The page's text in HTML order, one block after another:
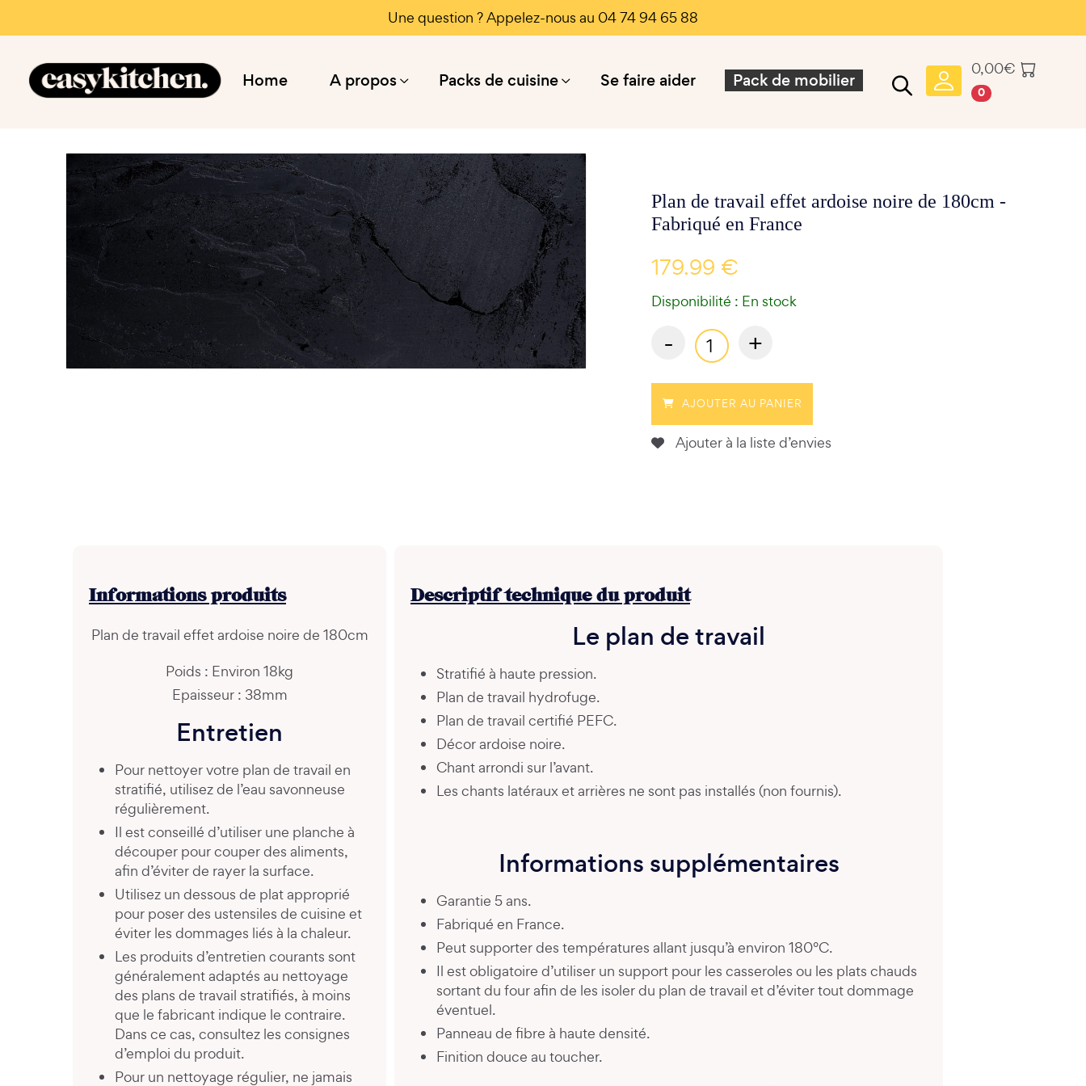
Une question ? Appelez-nous au 04 74 94 65 88
0,00€
0
Home A propos Packs de cuisine Se faire aider Pack de mobilier
Plan de travail effet ardoise noire de 180cm -
Fabriqué en France
179.99 €
Disponibilité : En stock
- +
AJOUTER AU PANIER
Ajouter à la liste d’envies
Informationsproduits
Plan de travail effet ardoise noire de 180cm
Poids : Environ 18kg
Epaisseur : 38mm
Entretien
Pour nettoyer votre plan de travail en
stratifié, utilisez de l’eau savonneuse
régulièrement.
Il est conseillé d’utiliser une planche à
découper pour couper des aliments,
afin d’éviter de rayer la surface.
Utilisez un dessous de plat approprié
pour poser des ustensiles de cuisine et
éviter les dommages liés à la chaleur.
Les produits d’entretien courants sont
généralement adaptés au nettoyage
des plans de travail stratifiés, à moins
que le fabricant indique le contraire.
Dans ce cas, consultez les consignes
d’emploi du produit.
Pour un nettoyage régulier, ne jamais
Descriptif technique du produit
Le plan de travail
Stratifié à haute pression.
Plan de travail hydrofuge.
Plan de travail certifié PEFC.
Décor ardoise noire.
Chant arrondi sur l’avant.
Les chants latéraux et arrières ne sont pas installés (non fournis).
Informations supplémentaires
Garantie 5 ans.
Fabriqué en France.
Peut supporter des températures allant jusqu’à environ 180°C.
Il est obligatoire d’utiliser un support pour les casseroles ou les plats chauds
sortant du four afin de les isoler du plan de travail et d’éviter tout dommage
éventuel.
Panneau de fibre à haute densité.
Finition douce au toucher.